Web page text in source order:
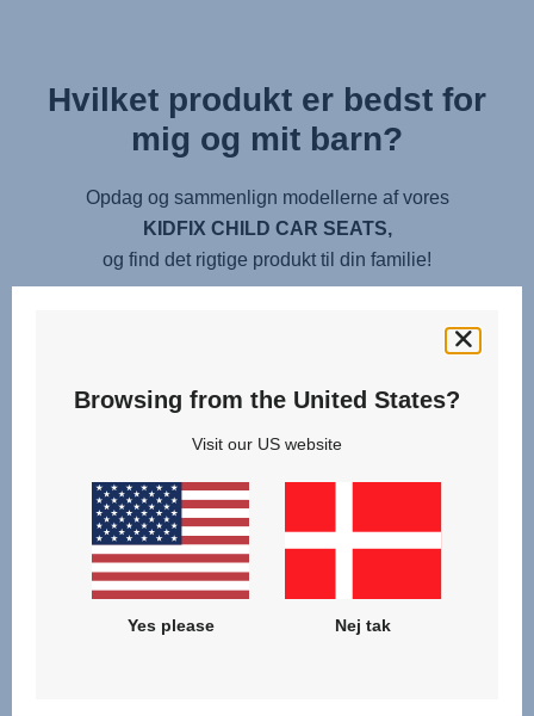
Hvilket produkt er bedst for
mig og mit barn?
Opdag og sammenlign modellerne af vores
KIDFIX CHILD CAR SEATS,
og find det rigtige produkt til din familie!
Browsing from the United States?
Visit our US website
Yes please Nej tak